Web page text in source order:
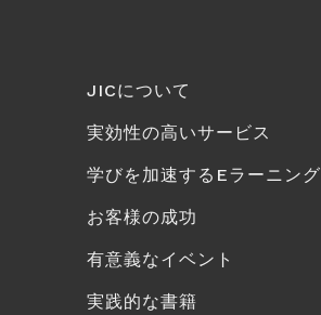
JICについて
実効性の高いサービス
学びを加速するEラーニング
お客様の成功
有意義なイベント
実践的な書籍